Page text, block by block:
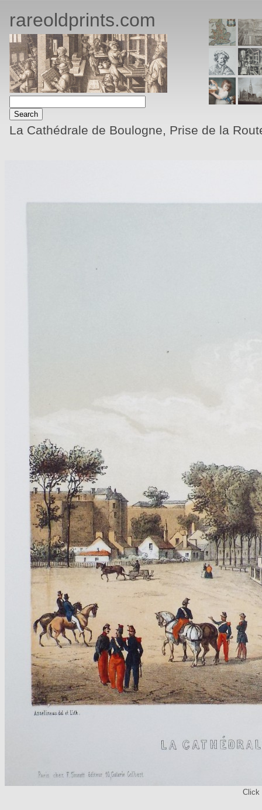
rareoldprints.com
La Cathédrale de Boulogne, Prise de la
Click